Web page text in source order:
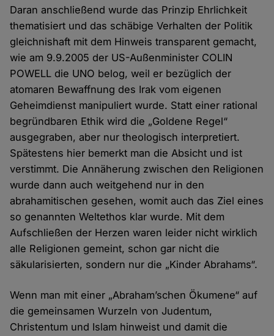
Daran anschließend wurde das Prinzip Ehrlichkeit
thematisiert und das schäbige Verhalten der Politik
gleichnishaft mit dem Hinweis transparent gemacht,
wie am 9.9.2005 der US-Außenminister COLIN
POWELL die UNO belog, weil er bezüglich der
atomaren Bewaffnung des Irak vom eigenen
Geheimdienst manipuliert wurde. Statt einer rational
begründbaren Ethik wird die „Goldene Regel“
ausgegraben, aber nur theologisch interpretiert.
Spätestens hier bemerkt man die Absicht und ist
verstimmt. Die Annäherung zwischen den Religionen
wurde dann auch weitgehend nur in den
abrahamitischen gesehen, womit auch das Ziel eines
so genannten Weltethos klar wurde. Mit dem
Aufschließen der Herzen waren leider nicht wirklich
alle Religionen gemeint, schon gar nicht die
säkularisierten, sondern nur die „Kinder Abrahams“.
Wenn man mit einer „Abraham’schen Ökumene“ auf
die gemeinsamen Wurzeln von Judentum,
Christentum und Islam hinweist und damit die